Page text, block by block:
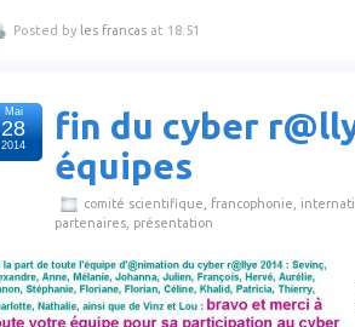
Posted by les francas at 18:51
fin du cyber
équipes
comité scientifique francophonie
partenaires présentation
Mai
28
2014